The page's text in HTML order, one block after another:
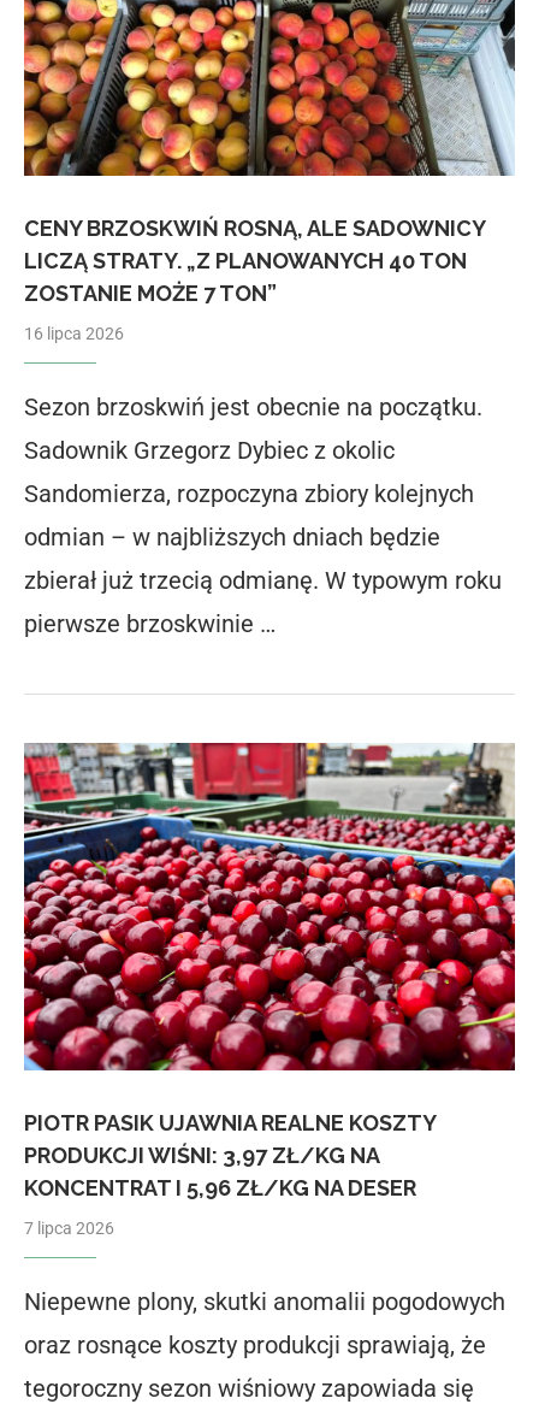
CENY BRZOSKWIŃ ROSNĄ, ALE SADOWNICY
LICZĄ STRATY. „Z PLANOWANYCH 40 TON
ZOSTANIE MOŻE 7 TON”
16 lipca 2026
Sezon brzoskwiń jest obecnie na początku.
Sadownik Grzegorz Dybiec z okolic
Sandomierza, rozpoczyna zbiory kolejnych
odmian – w najbliższych dniach będzie
zbierał już trzecią odmianę. W typowym roku
pierwsze brzoskwinie …
PIOTR PASIK UJAWNIA REALNE KOSZTY
PRODUKCJI WIŚNI: 3,97 ZŁ/KG NA
KONCENTRAT I 5,96 ZŁ/KG NA DESER
7 lipca 2026
Niepewne plony, skutki anomalii pogodowych
oraz rosnące koszty produkcji sprawiają, że
tegoroczny sezon wiśniowy zapowiada się